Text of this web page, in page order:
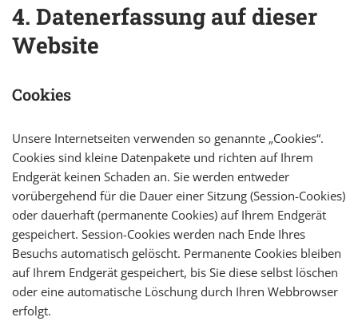
4. Datenerfassung auf dieser
Website
Cookies
Unsere Internetseiten verwenden so genannte „Cookies“.
Cookies sind kleine Datenpakete und richten auf Ihrem
Endgerät keinen Schaden an. Sie werden entweder
vorübergehend für die Dauer einer Sitzung (Session-Cookies)
oder dauerhaft (permanente Cookies) auf Ihrem Endgerät
gespeichert. Session-Cookies werden nach Ende Ihres
Besuchs automatisch gelöscht. Permanente Cookies bleiben
auf Ihrem Endgerät gespeichert, bis Sie diese selbst löschen
oder eine automatische Löschung durch Ihren Webbrowser
erfolgt.